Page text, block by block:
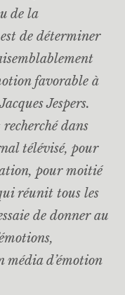
de la
de déterminer
favorable à
Jespers.
recherché dans
télévisé, pour
pour moitié
réunit tous les
de donner au
d’émotion